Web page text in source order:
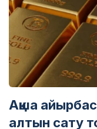
Ақша
алтын сату